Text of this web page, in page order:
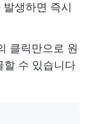
생하면 즉시
클릭만으로 원
할 수 있습니다